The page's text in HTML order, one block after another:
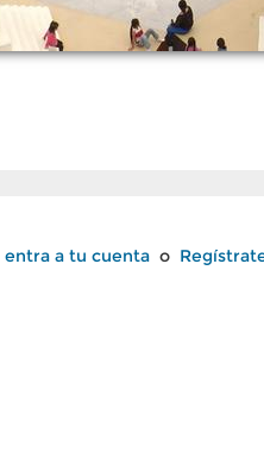
entra a tu cuenta o